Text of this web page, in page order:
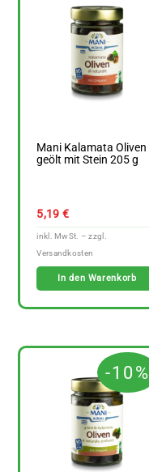
Mani Kalamata Oliven
geölt mit Stein 205 g
5,19 €
In den Warenkorb
-10%